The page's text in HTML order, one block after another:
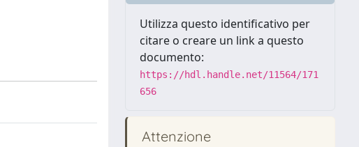
Utilizza questo identificativo per
citare o creare un link a questo
documento:
https://hdl.handle.net/11564/171
656
Attenzione